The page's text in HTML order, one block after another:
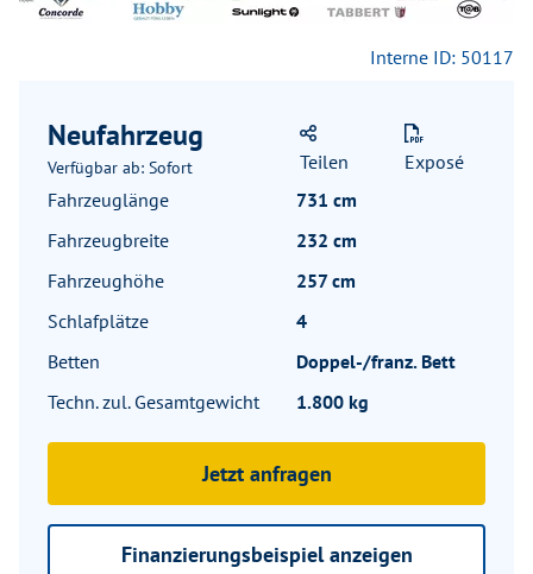
Interne ID: 50117
Neufahrzeug
Verfügbar ab: Sofort Teilen
Exposé
Fahrzeuglänge
731 cm
Fahrzeugbreite
232 cm
Fahrzeughöhe
257 cm
Schlafplätze
4
Betten
Doppel-/franz. Bett
Techn. zul. Gesamtgewicht
1.800 kg
Jetzt anfragen
Finanzierungsbeispiel anzeigen